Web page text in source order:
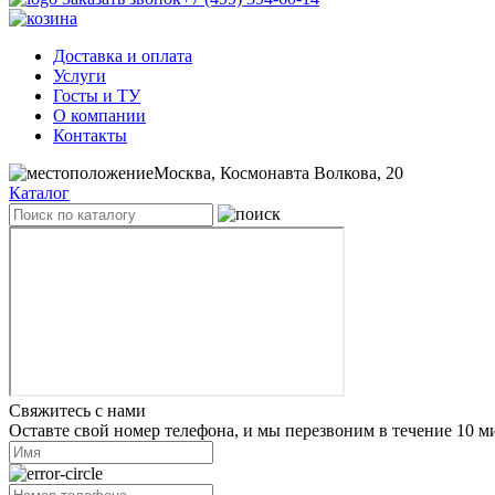
Доставка и оплата
Услуги
Госты и ТУ
О компании
Контакты
Москва, Космонавта Волкова, 20
Каталог
Свяжитесь с нами
Оставте свой номер телефона, и мы перезвоним в течение 10